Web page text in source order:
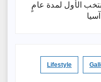
الأول لمدة عامٍ
Lifestyle